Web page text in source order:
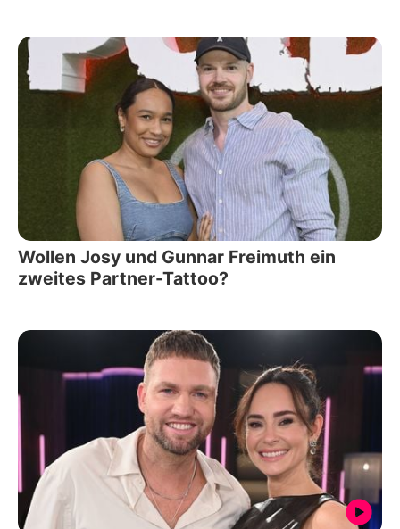
Wollen Josy und Gunnar Freimuth ein
zweites Partner-Tattoo?